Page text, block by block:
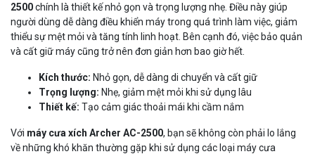
2500chính là thiết kế nhỏ gọn và trọng lượng nhẹ. Điều này giúp
người dùng dễ dàng điều khiển máy trong quá trình làm việc, giảm
thiểu sự mệt mỏi và tăng tính linh hoạt. Bên cạnh đó, việc bảo quản
và cất giữ máy cũng trở nên đơn giản hơn bao giờ hết.
Kích thước: Nhỏ gọn, dễ dàng di chuyển và cất giữ
Trọng lượng: Nhẹ, giảm mệt mỏi khi sử dụng lâu
Thiết kế: Tạo cảm giác thoải mái khi cầm nắm
Với máy cưa xích Archer AC-2500, bạn sẽ không còn phải lo lắng
về những khó khăn thường gặp khi sử dụng các loại máy cưa